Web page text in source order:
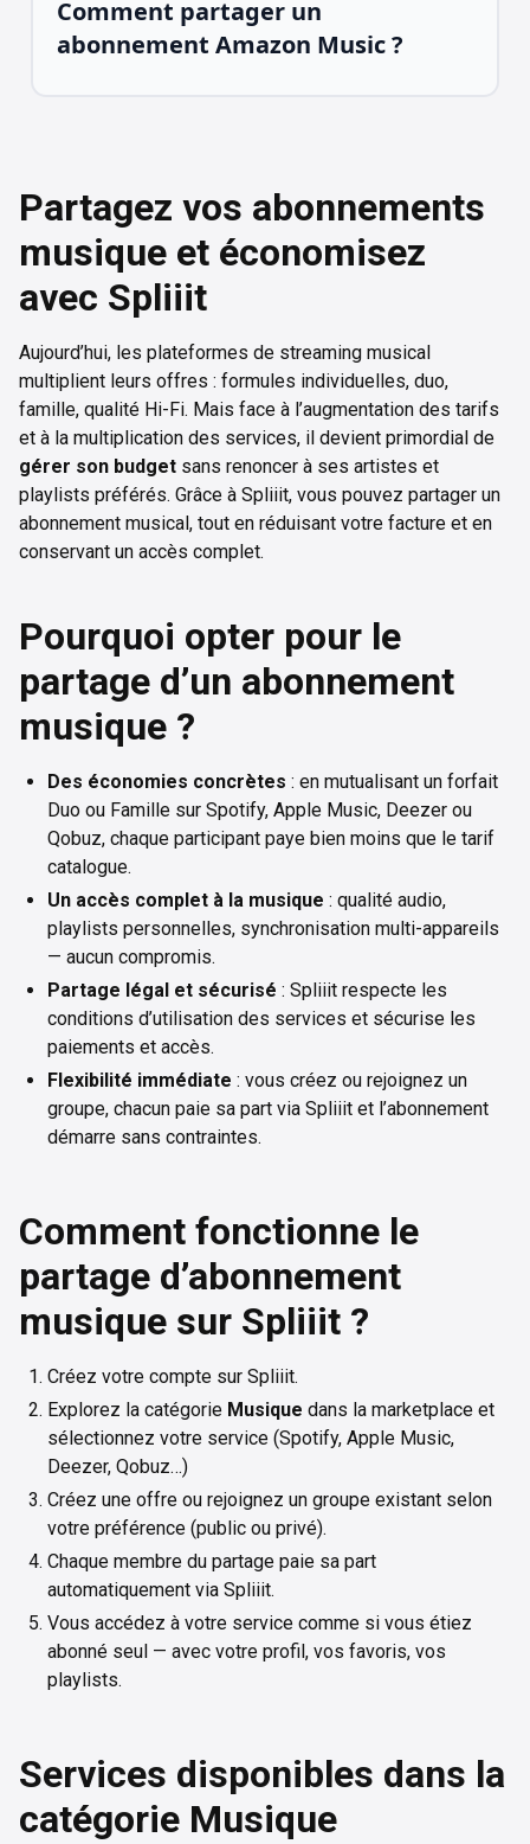
Comment partager un
abonnement Amazon Music ?
Partagez vos abonnements
musique et économisez
avec Spliiit
Aujourd’hui, les plateformes de streaming musical
multiplient leurs offres : formules individuelles, duo,
famille, qualité Hi-Fi. Mais face à l’augmentation des tarifs
et à la multiplication des services, il devient primordial de
gérer son budget sans renoncer à ses artistes et
playlists préférés. Grâce à Spliiit, vous pouvez partager un
abonnement musical, tout en réduisant votre facture et en
conservant un accès complet.
Pourquoi opter pour le
partage d’un abonnement
musique ?
Des économies concrètes : en mutualisant un forfait
Duo ou Famille sur Spotify, Apple Music, Deezer ou
Qobuz, chaque participant paye bien moins que le tarif
catalogue.
Un accès complet à la musique : qualité audio,
playlists personnelles, synchronisation multi-appareils
— aucun compromis.
Partage légal et sécurisé : Spliiit respecte les
conditions d’utilisation des services et sécurise les
paiements et accès.
Flexibilité immédiate : vous créez ou rejoignez un
groupe, chacun paie sa part via Spliiit et l’abonnement
démarre sans contraintes.
Comment fonctionne le
partage d’abonnement
musique sur Spliiit ?
Créez votre compte sur Spliiit.
Explorez la catégorie Musique dans la marketplace et
sélectionnez votre service (Spotify, Apple Music,
Deezer, Qobuz…)
Créez une offre ou rejoignez un groupe existant selon
votre préférence (public ou privé).
Chaque membre du partage paie sa part
automatiquement via Spliiit.
Vous accédez à votre service comme si vous étiez
abonné seul — avec votre profil, vos favoris, vos
playlists.
Services disponibles dans la
catégorie Musique